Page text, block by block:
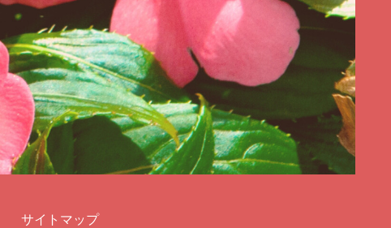
サイトマップ